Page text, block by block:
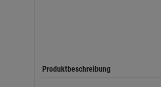
Produktbeschreibung